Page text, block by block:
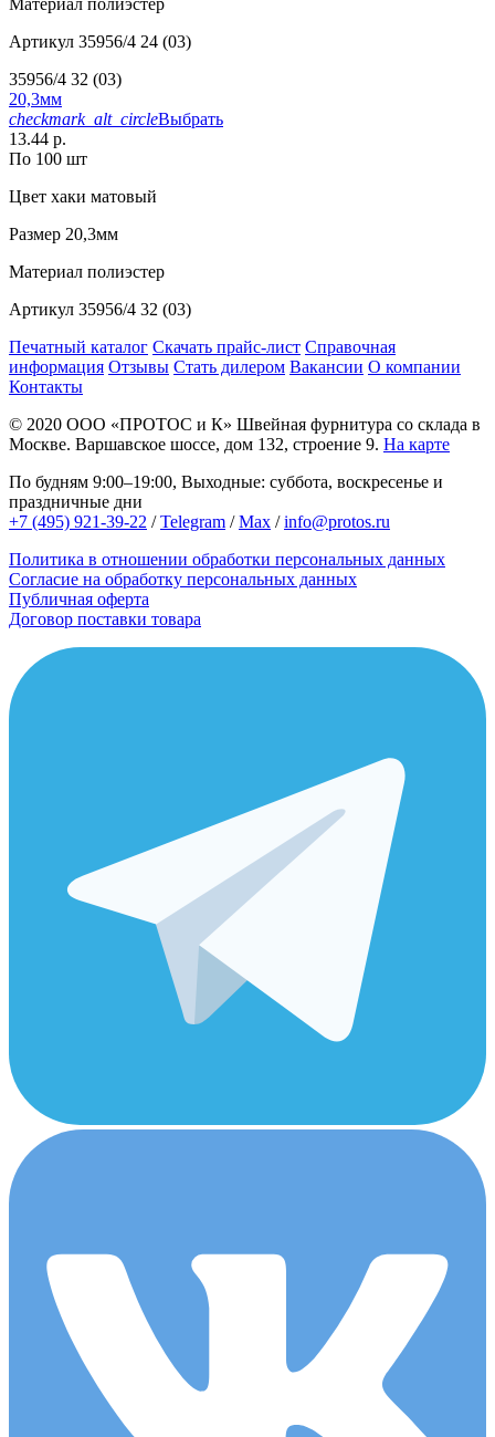
Материал полиэстер
Артикул 35956/4 24 (03)
35956/4 32 (03)
20,3мм
checkmark_alt_circleВыбрать
13.44 р.
По 100 шт
Цвет хаки матовый
Размер 20,3мм
Материал полиэстер
Артикул 35956/4 32 (03)
Печатный каталог Скачать прайс-лист Справочная
информация Отзывы Стать дилером Вакансии О компании
Контакты
© 2020 ООО «ПРОТОС и К» Швейная фурнитура со склада в
Москве. Варшавское шоссе, дом 132, строение 9. На карте
По будням 9:00–19:00, Выходные: суббота, воскресенье и
праздничные дни
+7 (495) 921-39-22 /Telegram /Max /info@protos.ru
Политика в отношении обработки персональных данных
Согласие на обработку персональных данных
Публичная оферта
Договор поставки товара